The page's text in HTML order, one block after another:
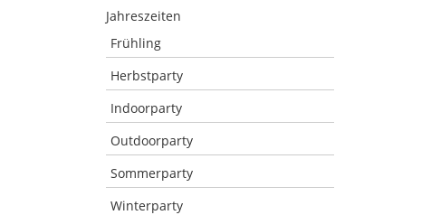
Jahreszeiten
Frühling
Herbstparty
Indoorparty
Outdoorparty
Sommerparty
Winterparty